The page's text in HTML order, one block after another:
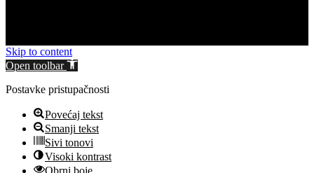
Skip to content
Open toolbar
Postavke pristupačnosti
Povećaj tekst
Smanji tekst
Sivi tonovi
Visoki kontrast
Obrni boje